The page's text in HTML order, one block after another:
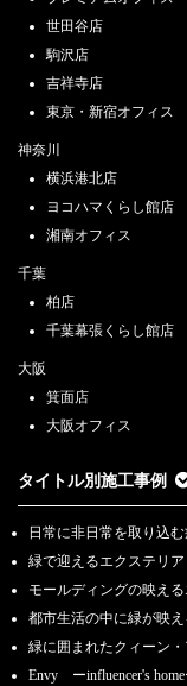
世田谷店
駒沢店
吉祥寺店
東京・新宿オフィス
千葉
柏店
千葉幕張くらし館店
神奈川
横浜港北店
ヨコハマくらし館店
湘南オフィス
大阪
箕面店
大阪オフィス
タイトル別施工事例
日常に非日常を取り込
緑で迎えるエクステリ
モールディングの映え
都市生活の中に緑が映
緑に囲まれたクィーン
Envy ーinfluencer's home